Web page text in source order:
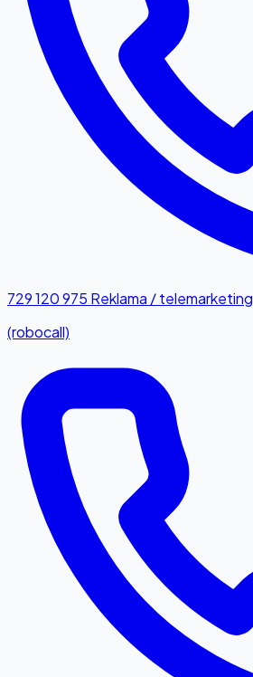
729 120 975 Reklama / telemarketing
(robocall)